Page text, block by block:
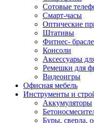
Сотовые
Смарт-часы
Оптические
Штативы
Фитнес-
Консоли
Аксессуары
Ремешки для
Видеоигры
Офисная мебель
Инструменты и
Аккумуляторы
Буры, сверла,